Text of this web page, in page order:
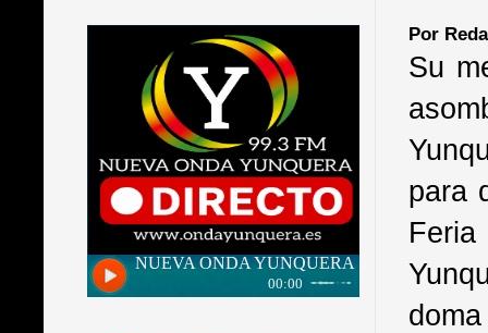
Por
Su
para